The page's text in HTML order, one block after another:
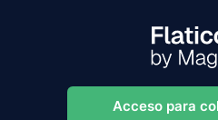
Acceso para